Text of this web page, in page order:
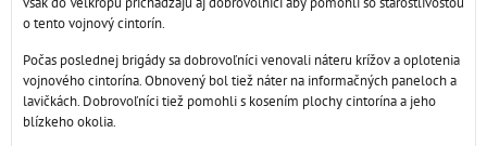
o tento vojnový cintorín.
Počas poslednej brigády sa dobrovoľníci venovali náteru krížov a oplotenia
vojnového cintorína. Obnovený bol tiež náter na informačných paneloch a
lavičkách. Dobrovoľníci tiež pomohli s kosením plochy cintorína a jeho
blízkeho okolia.